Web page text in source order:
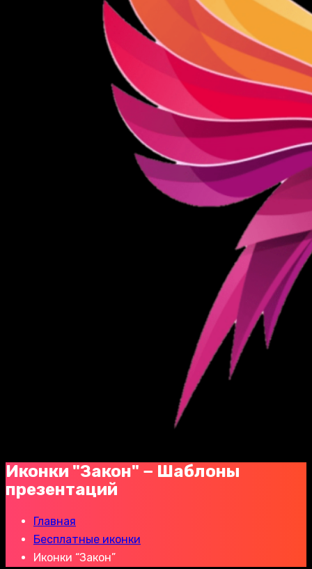
Иконки "Закон" − Шаблоны
презентаций
Главная
Бесплатные иконки
Иконки “Закон”